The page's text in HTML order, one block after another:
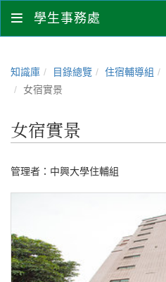
學生事務處
知識庫 目錄總覽 住宿輔導組
女宿實景
女宿實景
管理者： 中興大學住輔組